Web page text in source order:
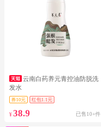
云南白药养元青控油防脱洗
发水
券10元 红包1.1元
¥ 38.9 已售10+件